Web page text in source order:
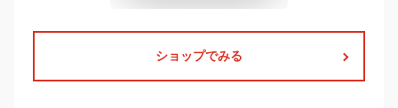
ショップでみる